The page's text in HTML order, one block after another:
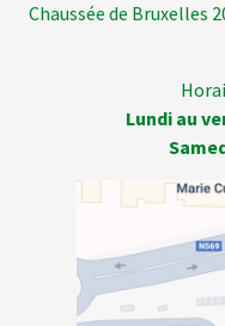
Chaussée de Bruxelles
Lundi au